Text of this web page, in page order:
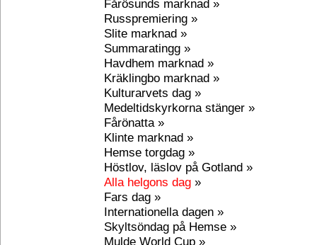
Fårösunds marknad »
Russpremiering »
Slite marknad »
Summaratingg »
Havdhem marknad »
Kräklingbo marknad »
Kulturarvets dag »
Medeltidskyrkorna stänger »
Fårönatta »
Klinte marknad »
Hemse torgdag »
Höstlov, läslov på Gotland »
Alla helgons dag »
Fars dag »
Internationella dagen »
Skyltsöndag på Hemse »
Mulde World Cup »